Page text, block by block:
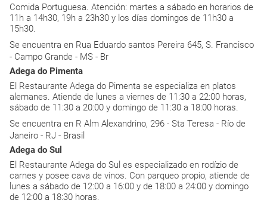
Comida Portuguesa. Atención: martes a sábado en horarios de
11h a 14h30, 19h a 23h30 y los días domingos de 11h30 a
15h30.
Se encuentra en Rua Eduardo santos Pereira 645, S. Francisco
- Campo Grande - MS - Br
Adega do Pimenta
El Restaurante Adega do Pimenta se especializa en platos
alemanes. Atiende de lunes a viernes de 11:30 a 22:00 horas,
sábado de 11:30 a 20:00 y domingo de 11:30 a 18:00 horas.
Se encuentra en R Alm Alexandrino, 296 - Sta Teresa - Río de
Janeiro - RJ - Brasil
Adega do Sul
El Restaurante Adega do Sul es especializado en rodízio de
carnes y posee cava de vinos. Con parqueo propio, atiende de
lunes a sábado de 12:00 a 16:00 y de 18:00 a 24:00 y domingo
de 12:00 a 18:30 horas.